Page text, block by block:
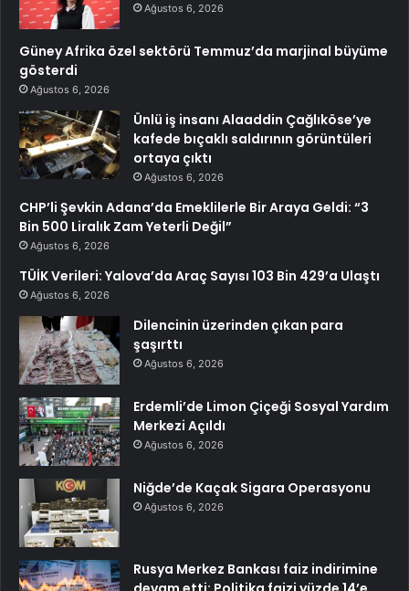
Ağustos 6, 2026
Güney Afrika özel sektörü Temmuz’da marjinal büyüme
gösterdi
Ağustos 6, 2026
Ünlü iş insanı Alaaddin Çağlıköse’ye
kafede bıçaklı saldırının görüntüleri
ortaya çıktı
Ağustos 6, 2026
CHP’li Şevkin Adana’da Emeklilerle Bir Araya Geldi: “3
Bin 500 Liralık Zam Yeterli Değil”
Ağustos 6, 2026
TÜİK Verileri: Yalova’da Araç Sayısı 103 Bin 429’a Ulaştı
Ağustos 6, 2026
Dilencinin üzerinden çıkan para
şaşırttı
Ağustos 6, 2026
Erdemli’de Limon Çiçeği Sosyal Yardım
Merkezi Açıldı
Ağustos 6, 2026
Niğde’de Kaçak Sigara Operasyonu
Ağustos 6, 2026
Rusya Merkez Bankası faiz indirimine